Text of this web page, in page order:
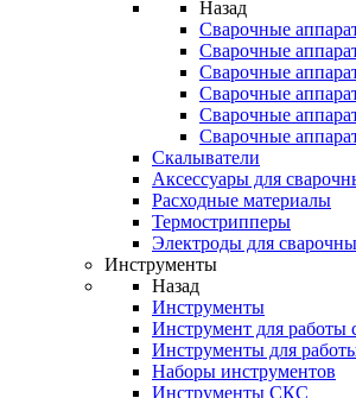
Назад
Сварочные
Сварочные
Сварочные
Сварочные
Сварочные
Cварочные
Скалыватели
Аксессуары для
Расходные материалы
Термострипперы
Электроды для
Инструменты
Назад
Инструменты
Инструмент для работы
Инструменты для
Наборы инструментов
Инструменты СКС